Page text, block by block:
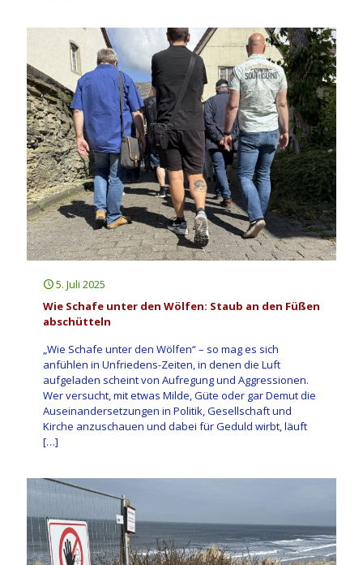
5. Juli 2025
Wie Schafe unter den Wölfen: Staub an den Füßen
abschütteln
„Wie Schafe unter den Wölfen“ – so mag es sich
anfühlen in Unfriedens-Zeiten, in denen die Luft
aufgeladen scheint von Aufregung und Aggressionen.
Wer versucht, mit etwas Milde, Güte oder gar Demut die
Auseinandersetzungen in Politik, Gesellschaft und
Kirche anzuschauen und dabei für Geduld wirbt, läuft
[…]